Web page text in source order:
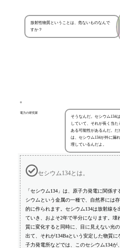
放射性物質ということは、危ないものなんで
すか？
電力の研究家
そうなんだ。セシウム134
していて、それが長く当
ある可能性があるんだ。
は、セシウム134が外に漏
理しているんだよ。
セシウム134とは。
「セシウム134」は、原子力発電に関係す
シウムという金属の一種で、自然界には
的に作られます。セシウム134は放射線を
ていき、およそ2年で半分になります。壊
質に変化すると同時に、目に見えない光
出て、それが134Baという安定した物質に
子力発電所などでは、このセシウム134が